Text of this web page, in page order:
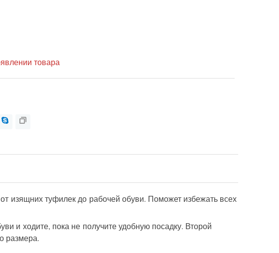
товара
изящних туфилек до рабочей обуви. Поможет избежать всех
и ходите, пока не получите удобную посадку. Второй
размера.